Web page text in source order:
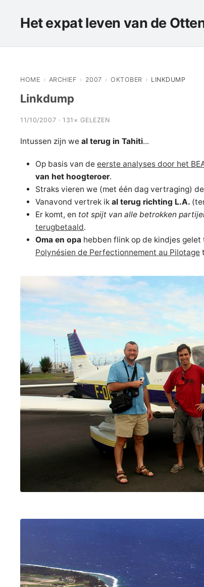
Het expat leven van de
HOME › ARCHIEF › 2007 › OKTOBER › LINKDUMP
Linkdump
11/10/2007 · 131× GELEZEN
Intussen zijn we al terug in Tahiti...
Op basis van de eerste analyses door het
van het hoogteroer.
Straks vieren we (met één dag vertraging) de
Vanavond vertrek ik al terug richting L.A.
Er komt, en tot spijt van alle betrokken
terugbetaald.
Oma en opa hebben flink op de kindjes
Polynésien de Perfectionnement au Pilotage